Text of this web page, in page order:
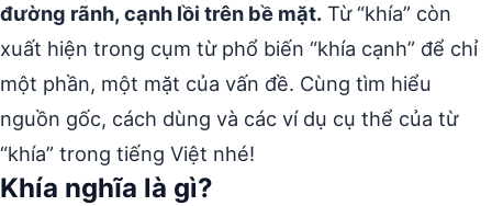
đường rãnh, cạnh lồi trên bề mặt. Từ “khía” còn
xuất hiện trong cụm từ phổ biến “khía cạnh” để chỉ
một phần, một mặt của vấn đề. Cùng tìm hiểu
nguồn gốc, cách dùng và các ví dụ cụ thể của từ
“khía” trong tiếng Việt nhé!
Khía nghĩa là gì?